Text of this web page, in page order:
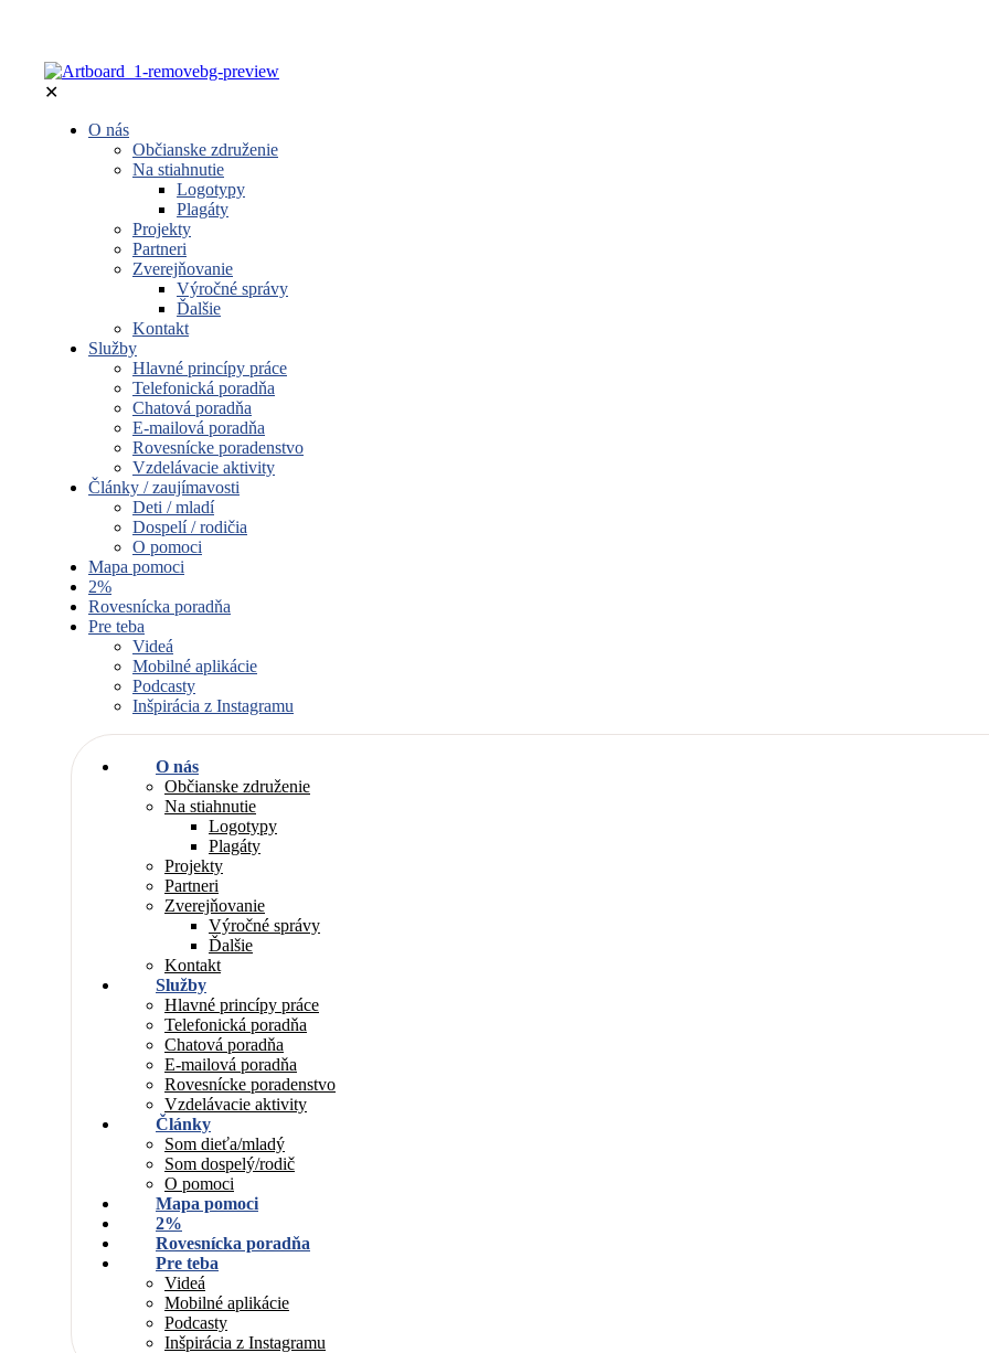
✕
O nás
Občianske združenie
Na stiahnutie
Logotypy
Plagáty
Projekty
Partneri
Zverejňovanie
Výročné správy
Ďalšie
Kontakt
Služby
Hlavné princípy práce
Telefonická poradňa
Chatová poradňa
E-mailová poradňa
Rovesnícke poradenstvo
Vzdelávacie aktivity
Články / zaujímavosti
Deti / mladí
Dospelí / rodičia
O pomoci
Mapa pomoci
2%
Rovesnícka poradňa
Pre teba
Videá
Mobilné aplikácie
Podcasty
Inšpirácia z Instagramu
O nás
Občianske združenie
Na stiahnutie
Logotypy
Plagáty
Projekty
Partneri
Zverejňovanie
Výročné správy
Ďalšie
Kontakt
Služby
Hlavné princípy práce
Telefonická poradňa
Chatová poradňa
E-mailová poradňa
Rovesnícke poradenstvo
Vzdelávacie aktivity
Články
Som dieťa/mladý
Som dospelý/rodič
O pomoci
Mapa pomoci
2%
Rovesnícka poradňa
Pre teba
Videá
Mobilné aplikácie
Podcasty
Inšpirácia z Instagramu